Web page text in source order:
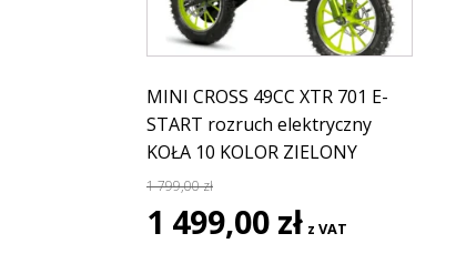
MINI CROSS 49CC XTR 701 E-
START rozruch elektryczny
KOŁA 10 KOLOR ZIELONY
1 799,00zł
Pierwotna
cena
1 499,00 zł cena
z VAT